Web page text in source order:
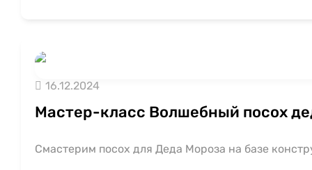
16.12.2024
Мастер-класс Волшебный посох
Смастерим посох для Деда Мороза на базе